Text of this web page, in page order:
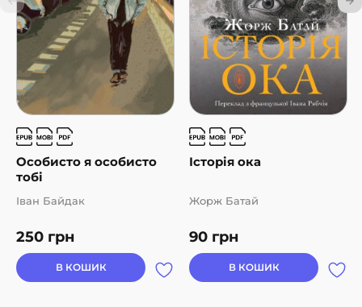
Особисто я особисто
тобі
250 грн
Іван Байдак
В КОШИК
Історія ока
90 грн
Жорж Батай
В КОШИК